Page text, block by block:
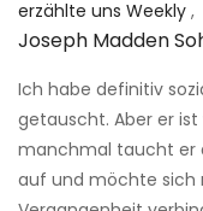
erzählte uns Weekly ,
Joseph Madden
Ich habe definitiv
getauscht. Aber er
manchmal taucht er
auf und möchte sich